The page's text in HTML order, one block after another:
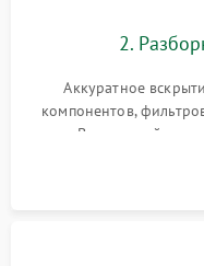
2.
Аккуратное
компонентов,
пыли. Визуальный
материнской платы